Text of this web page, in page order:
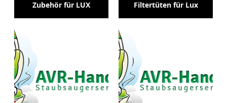
Zubehör für LUX Filtertüten für Lux